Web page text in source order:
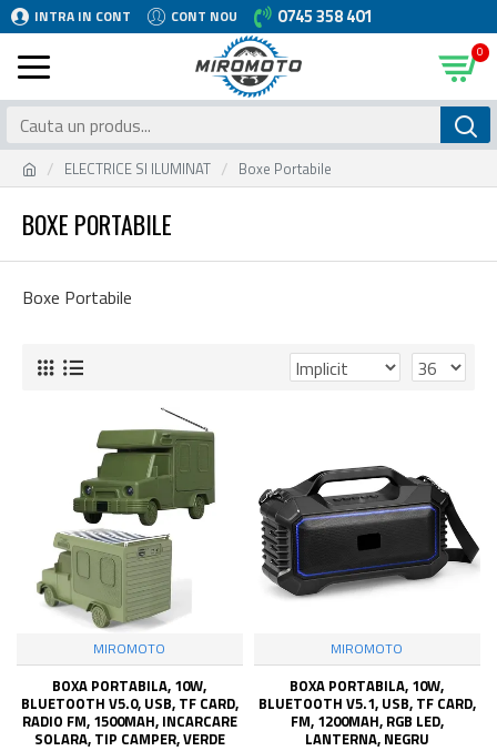
INTRA IN CONT CONT NOU 0745 358 401
0
ELECTRICE SI ILUMINAT Boxe Portabile
BOXE PORTABILE
Boxe Portabile
MIROMOTO
BOXA PORTABILA, 10W,
BLUETOOTH V5.0, USB, TF CARD,
RADIO FM, 1500MAH, INCARCARE
SOLARA, TIP CAMPER, VERDE
MIROMOTO
BOXA PORTABILA, 10W,
BLUETOOTH V5.1, USB, TF CARD,
FM, 1200MAH, RGB LED,
LANTERNA, NEGRU